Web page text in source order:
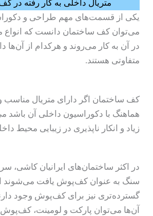
متریال داخلی به کار رفته در
یکی از قسمت‌های مهم طراحی و
می‌توان کف ساختمان دانست که انواع
در آن به کار می‌روند و هرکدام از آن‌ها
متفاوتی هستند.
کف ساختمان اگر دارای متریال
هماهنگ با دکوراسیون داخلی آن باشد
زیاد و انکار ناپذیری در زیبایی محیط
در اکثر ساختمان‌های ایرانیان کاشی،
سنگ به عنوان کف‌پوش یافت می‌شوند
گسترده‌تری نیز برای کف‌پوش وجود
آن‌ها می‌توان پارکت و لومینت،